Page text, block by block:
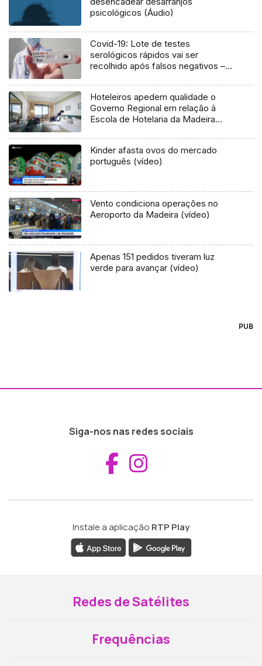
psicológicos (Áudio)
Covid-19: Lote de testes
serológicos rápidos vai ser
recolhido após falsos negativos –
Hoteleiros apedem qualidade o
Governo Regional em relação à
Escola de Hotelaria da Madeira
Kinder afasta ovos do mercado
português (vídeo)
Vento condiciona operações no
Aeroporto da Madeira (vídeo)
Apenas 151 pedidos tiveram luz
verde para avançar (vídeo)
PUB
Siga-nos nas redes sociais
Aceder ao
Instale a aplicação RTP Play
Redes de Satélites
Frequências